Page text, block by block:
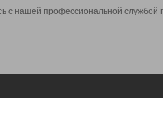
с нашей профессиональной